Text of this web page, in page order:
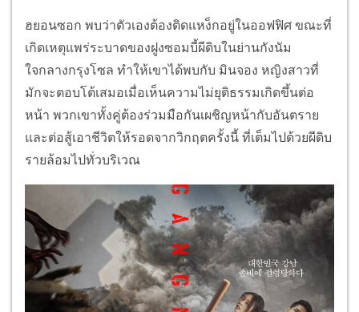
ฮยอนซอก พบว่าตัวเองต้องติดแหง็กอยู่ในออฟฟิศ ขณะที่
เกิดเหตุแพร่ระบาดของฝูงซอมบี้ผีดิบในย่านกังนัม
ใจกลางกรุงโซล ทำให้เขาได้พบกับ มินจอง หญิงสาวที่
มักจะตอบโต้เสมอเมื่อเห็นความไม่ยุติธรรมเกิดขึ้นต่อ
หน้า พวกเขาทั้งคู่ต้องร่วมมือกันเผชิญหน้ากับอันตราย
และต่อสู้เอาชีวิตให้รอดจากวิกฤตครั้งนี้ ที่เต็มไปด้วยผีดิบ
รายล้อมไปทั่วบริเวณ